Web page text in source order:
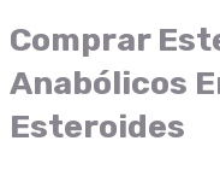
Comprar
Anabólicos
Esteroides